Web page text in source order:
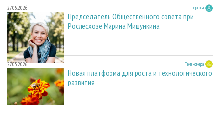
27.05.2026 Персона
Председатель Общественного совета при
Рослесхозе Марина Мишункина
27.05.2026 Тема номера
Новая платформа для роста и технологического
развития